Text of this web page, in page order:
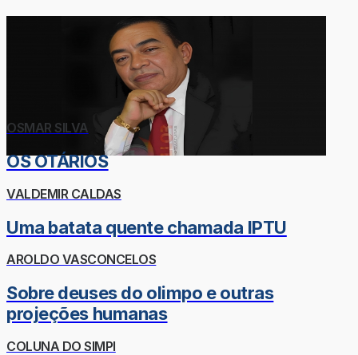
OSMAR SILVA
OS OTÁRIOS
VALDEMIR CALDAS
Uma batata quente chamada IPTU
AROLDO VASCONCELOS
Sobre deuses do olimpo e outras
projeções humanas
COLUNA DO SIMPI